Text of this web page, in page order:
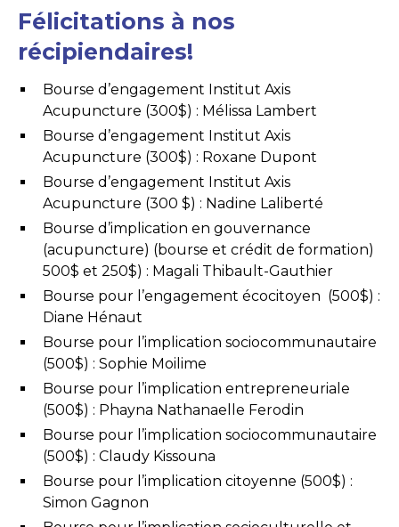
Félicitations à nos
récipiendaires!
Bourse d’engagement Institut Axis
Acupuncture (300$) : Mélissa Lambert
Bourse d’engagement Institut Axis
Acupuncture (300$) : Roxane Dupont
Bourse d’engagement Institut Axis
Acupuncture (300 $) : Nadine Laliberté
Bourse d’implication en gouvernance
(acupuncture) (bourse et crédit de formation)
500$ et 250$) : Magali Thibault-Gauthier
Bourse pour l’engagement écocitoyen (500$) :
Diane Hénaut
Bourse pour l’implication sociocommunautaire
(500$) : Sophie Moilime
Bourse pour l’implication entrepreneuriale
(500$) : Phayna Nathanaelle Ferodin
Bourse pour l’implication sociocommunautaire
(500$) : Claudy Kissouna
Bourse pour l’implication citoyenne (500$) :
Simon Gagnon